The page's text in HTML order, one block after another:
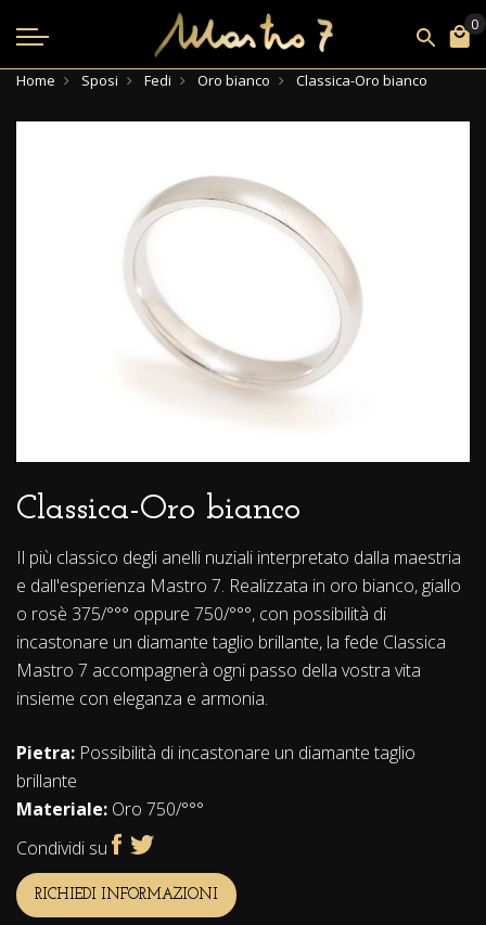
Home Sposi Fedi Oro bianco Classica-Oro bianco
Classica-Oro bianco
Il più classico degli anelli nuziali interpretato dalla maestria
e dall'esperienza Mastro 7. Realizzata in oro bianco, giallo
o rosè 375/°°° oppure 750/°°°, con possibilità di
incastonare un diamante taglio brillante, la fede Classica
Mastro 7 accompagnerà ogni passo della vostra vita
insieme con eleganza e armonia.
Pietra: Possibilità di incastonare un diamante taglio
brillante
Materiale: Oro 750/°°°
Condividi su
RICHIEDI INFORMAZIONI